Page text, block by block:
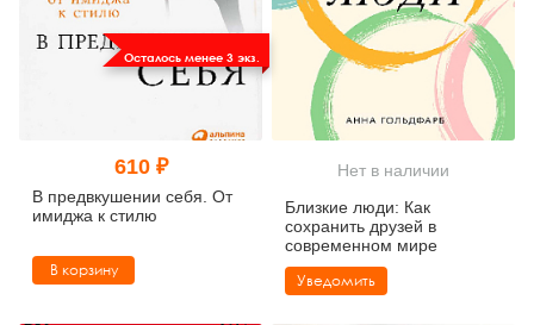
Осталось менее 3 экз.
610 ₽
В предвкушении себя. От
имиджа к стилю
В корзину
Нет в наличии
Близкие люди: Как
сохранить друзей в
современном мире
Уведомить